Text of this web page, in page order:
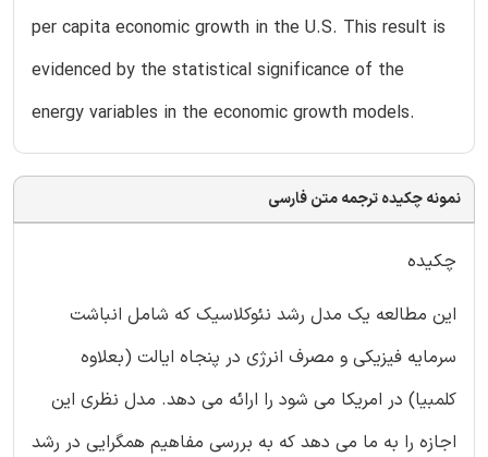
per capita economic growth in the U.S. This result is
evidenced by the statistical significance of the
energy variables in the economic growth models.
نمونه چکیده ترجمه متن فارسی
چکیده
این مطالعه یک مدل رشد نئوکلاسیک که شامل انباشت
سرمایه فیزیکی و مصرف انرژی در پنجاه ایالت (بعلاوه
کلمبیا) در امریکا می شود را ارائه می دهد. مدل نظری این
اجازه را به ما می دهد که به بررسی مفاهیم همگرایی در رشد